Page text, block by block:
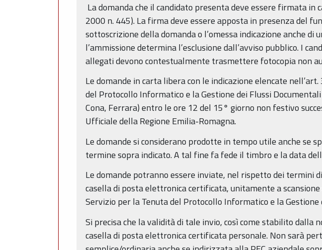
La domanda che il candidato presenta deve essere firmata in
2000 n. 445). La firma deve essere apposta in presenza del
sottoscrizione della domanda o l’omessa indicazione anche
l’ammissione determina l’esclusione dall’avviso pubblico. I
allegati devono contestualmente trasmettere fotocopia non
Le domande in carta libera con le indicazione elencate
del Protocollo Informatico e la Gestione dei Flussi
Cona, Ferrara) entro le ore 12 del 15° giorno non festivo
Ufficiale della Regione Emilia-Romagna.
Le domande si considerano prodotte in tempo utile anche se
termine sopra indicato. A tal fine fa fede il timbro e la data
Le domande potranno essere inviate, nel rispetto dei termini
casella di posta elettronica certificata, unitamente a
Servizio per la Tenuta del Protocollo Informatico e la
Si precisa che la validità di tale invio, così come stabilito
casella di posta elettronica certificata personale. Non sarà